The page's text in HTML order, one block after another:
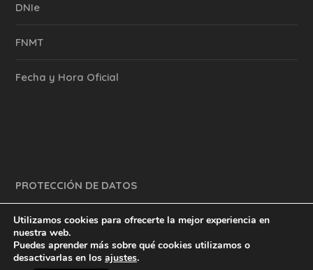
DNIe
FNMT
Fecha y Hora Oficial
PROTECCIÓN DE DATOS
inventtatte es Marketing Online Sevilla
Utilizamos cookies para ofrecerte la mejor experiencia en
nuestra web.
Puedes aprender más sobre qué cookies utilizamos o
desactivarlas en los ajustes.
English